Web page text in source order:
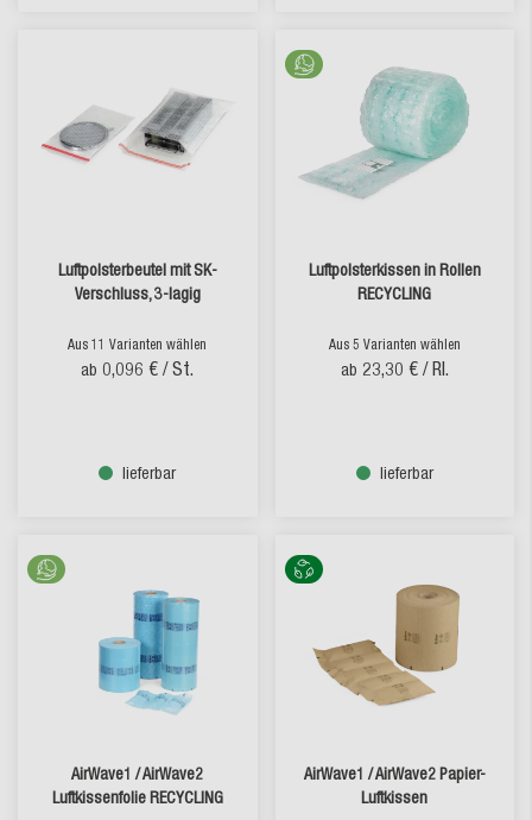
Luftpolsterbeutel mit SK-
Verschluss, 3-lagig
Aus 11 Varianten wählen
ab 0,096 € / St.
lieferbar
Luftpolsterkissen in Rollen
RECYCLING
Aus 5 Varianten wählen
ab 23,30 € / Rl.
lieferbar
AirWave1 / AirWave2
Luftkissenfolie RECYCLING
AirWave1 / AirWave2 Papier-
Luftkissen